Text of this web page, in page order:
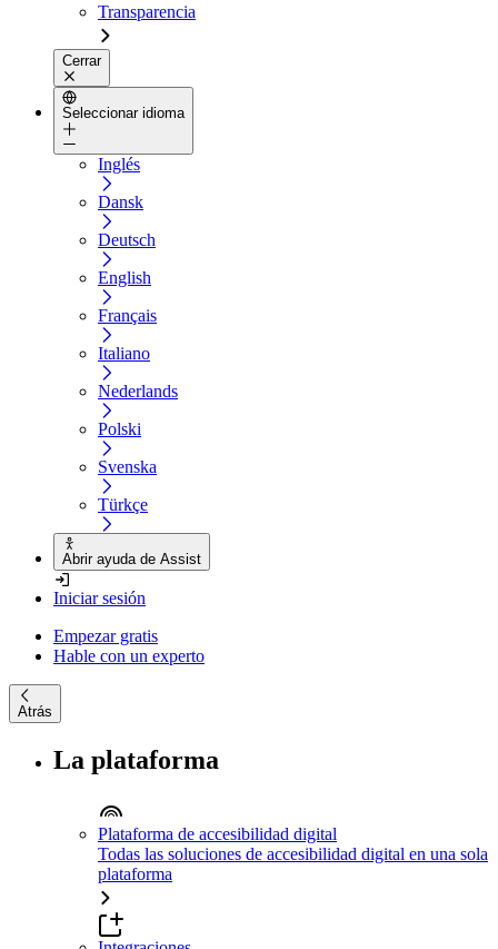
Transparencia
Cerrar
Seleccionar idioma
Inglés
Dansk
Deutsch
English
Français
Italiano
Nederlands
Polski
Svenska
Türkçe
Abrir ayuda de Assist
Iniciar sesión
Empezar gratis
Hable con un experto
Atrás
La plataforma
Plataforma de accesibilidad digital
Todas las soluciones de accesibilidad digital en una sola
plataforma